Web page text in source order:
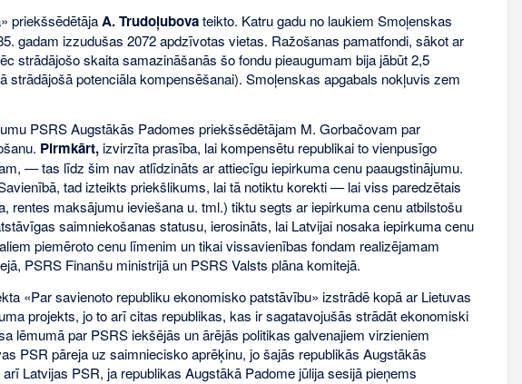
priekšsēdētājaA. Trudoļubovateikto. Katru gadu no laukiem Smoļenskas
gadam izzudušas 2072 apdzīvotas vietas. Ražošanas pamatfondi, sākot ar
strādājošo skaita samazināšanās šo fondu pieaugumam bija jābūt 2,5
strādājošā potenciāla kompensēšanai). Smoļenskas apgabals nokļuvis zem
PSRS Augstākās Padomes priekšsēdētājam M. Gorbačovam par
Pirmkārt, izvirzīta prasība, lai kompensētu republikai to vienpusīgo
— tas līdz šim nav atlīdzināts ar attiecīgu iepirkuma cenu paaugstinājumu.
tad izteikts priekšlikums, lai tā notiktu korekti — lai viss paredzētais
rentes maksājumu ieviešana u. tml.) tiktu segts ar iepirkuma cenu atbilstošu
saimniekošanas statusu, ierosināts, lai Latvijai nosaka iepirkuma cenu
piemēroto cenu līmenim un tikai vissavienības fondam realizējamam
PSRS Finanšu ministrijā un PSRS Valsts plāna komitejā.
«Par savienoto republiku ekonomisko patstāvību» izstrādē kopā ar Lietuvas
projekts, jo to arī citas republikas, kas ir sagatavojušās strādāt ekonomiski
lēmumā par PSRS iekšējās un ārējās politikas galvenajiem virzieniem
PSR pāreja uz saimniecisko aprēķinu, jo šajās republikās Augstākās
Latvijas PSR, ja republikas Augstākā Padome jūlija sesijā pieņems